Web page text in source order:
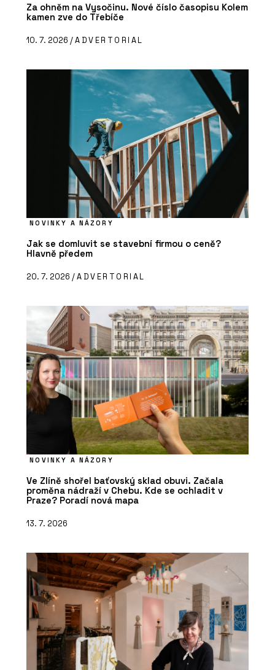
Za ohněm na Vysočinu. Nové číslo časopisu Kolem
kamen zve do Třebíče
10. 7. 2026 /ADVERTORIAL
NOVINKY A NÁZORY
Jak se domluvit se stavební firmou o ceně?
Hlavně předem
20. 7. 2026 /ADVERTORIAL
NOVINKY A NÁZORY
Ve Zlíně shořel baťovský sklad obuvi. Začala
proměna nádraží v Chebu. Kde se ochladit v
Praze? Poradí nová mapa
13. 7. 2026